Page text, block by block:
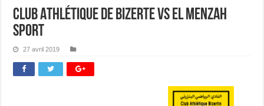
Club Athlétique de Bizerte vs El Menzah
Sport
27 avril 2019